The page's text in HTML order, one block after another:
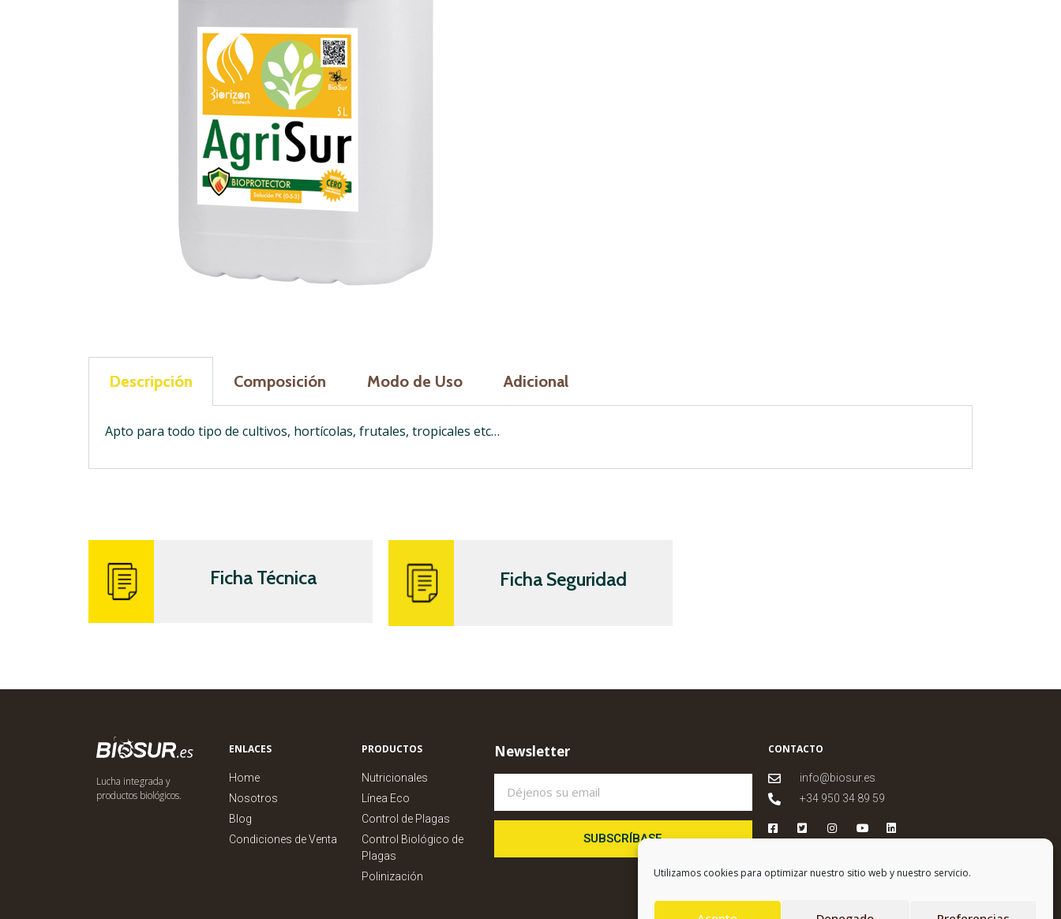
Utilizamos cookies para optimizar nuestro sitio web y nuestro servicio.
Descripción Composición Modo de Uso Adicional
Apto para todo tipo de cultivos, hortícolas, frutales, tropicales etc…
Ficha Técnica Ficha Seguridad
Lucha integrada y
productos biológicos.
ENLACES
Home
Nosotros
Blog
Condiciones de Venta
PRODUCTOS
Nutricionales
Línea Eco
Control de Plagas
Control Biológico de
Plagas
Polinización
Newsletter
SUBSCRÍBASE
CONTACTO
info@biosur.es
+34 950 34 89 59